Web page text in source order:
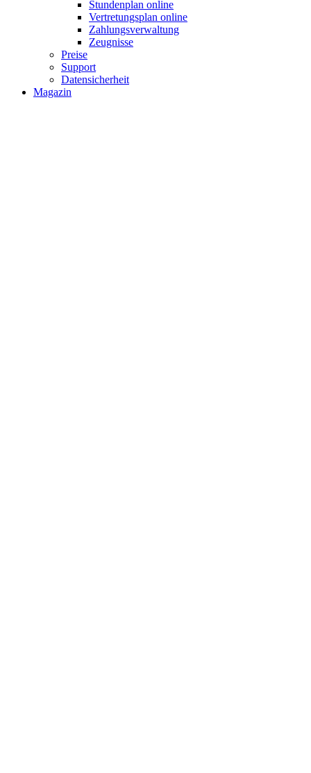
Stundenplan online
Vertretungsplan online
Zahlungsverwaltung
Zeugnisse
Preise
Support
Datensicherheit
Magazin